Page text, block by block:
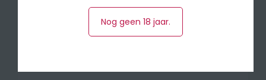
Druivensoort 50% Sauvignon Blanc, 50%
Sauvignon Gris
Nog geen 18 jaar.